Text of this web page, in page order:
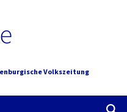
Volkszeitung